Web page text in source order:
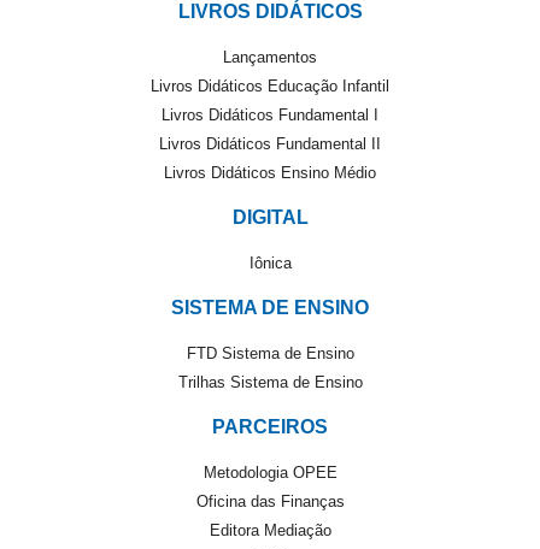
LIVROS DIDÁTICOS
Lançamentos
Livros Didáticos Educação Infantil
Livros Didáticos Fundamental I
Livros Didáticos Fundamental II
Livros Didáticos Ensino Médio
DIGITAL
Iônica
SISTEMA DE ENSINO
FTD Sistema de Ensino
Trilhas Sistema de Ensino
PARCEIROS
Metodologia OPEE
Oficina das Finanças
Editora Mediação